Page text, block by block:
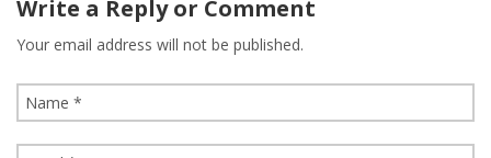
Write a Reply or Comment
Your email address will not be published.